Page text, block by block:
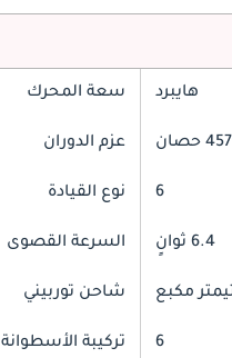
هايبرد سعة المحرك
457 حصان عزم الدوران
6 نوع القيادة
6.4 ثوانٍ السرعة القصوى
شاحن توربيني
6 تركيبة الأسطوانة